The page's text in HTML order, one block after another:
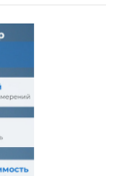
Заявка на